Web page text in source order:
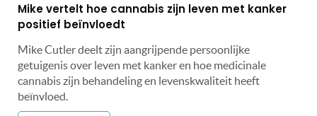
Mike vertelt hoe cannabis zijn leven met kanker
positief beïnvloedt
Mike Cutler deelt zijn aangrijpende persoonlijke
getuigenis over leven met kanker en hoe medicinale
cannabis zijn behandeling en levenskwaliteit heeft
beïnvloed.